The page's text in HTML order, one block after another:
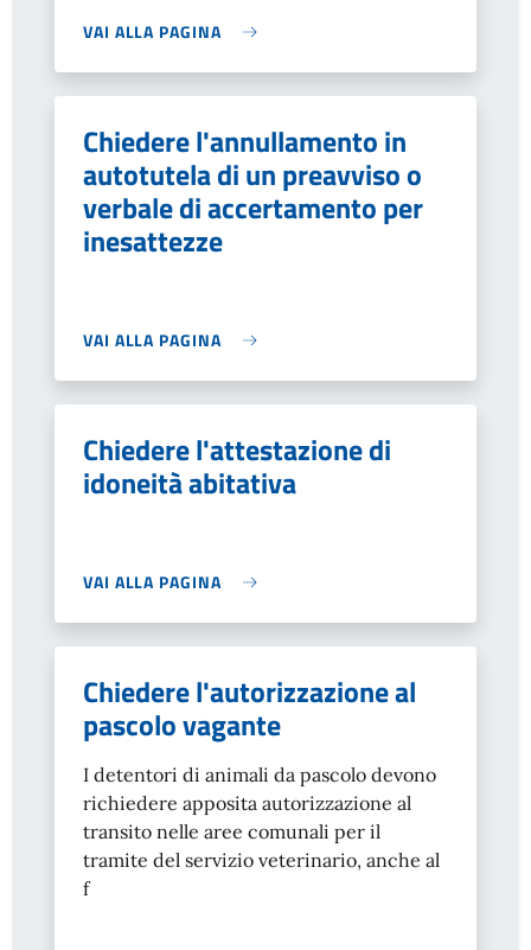
VAI ALLA PAGINA
Chiedere l'annullamento in
autotutela di un preavviso o
verbale di accertamento per
inesattezze
VAI ALLA PAGINA
Chiedere l'attestazione di
idoneità abitativa
VAI ALLA PAGINA
Chiedere l'autorizzazione al
pascolo vagante
I detentori di animali da pascolo devono
richiedere apposita autorizzazione al
transito nelle aree comunali per il
tramite del servizio veterinario, anche al
f